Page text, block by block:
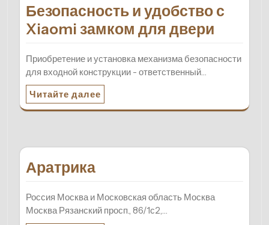
Безопасность и удобство с
Xiaomi замком для двери
Приобретение и установка механизма безопасности
для входной конструкции - ответственный…
Читайте далее
Аратрика
Россия Москва и Московская область Москва
Москва Рязанский просп., 86/1с2,…